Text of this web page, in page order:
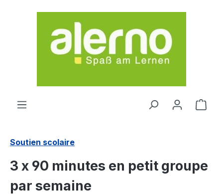
Passer au contenu principal
Le
Soutien scolaire
3 x 90 minutes en petit groupe
par semaine